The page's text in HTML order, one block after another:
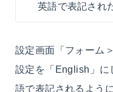
英語で表記され
設定画面「フォーム
設定を「English」に
語で表記されるよう